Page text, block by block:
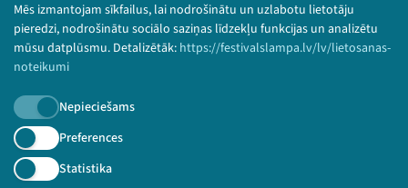
Mēs izmantojam sīkfailus, lai nodrošinātu un uzlabotu lietotāju
pieredzi, nodrošinātu sociālo saziņas līdzekļu funkcijas un analizētu
mūsu datplūsmu. Detalizētāk: https://festivalslampa.lv/lv/lietosanas-
noteikumi
Nepieciešams
Preferences
Statistika